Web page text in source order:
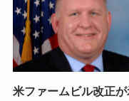
米ファームビル改正